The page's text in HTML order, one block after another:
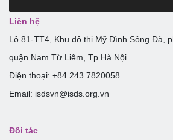
Liên hệ
Lô 81-TT4, Khu đô thị Mỹ Đình Sông Đà,
quận Nam Từ Liêm, Tp Hà Nội.
Điện thoại: +84.243.7820058
Email: isdsvn@isds.org.vn
Đối tác